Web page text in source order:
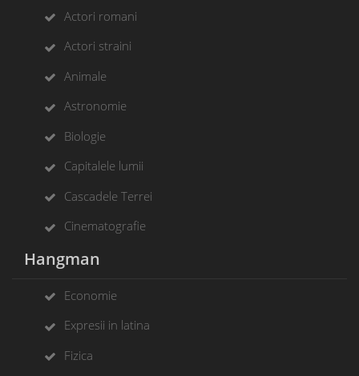
Actori romani
Actori straini
Animale
Astronomie
Biologie
Capitalele lumii
Cascadele Terrei
Cinematografie
Hangman
Economie
Expresii in latina
Fizica